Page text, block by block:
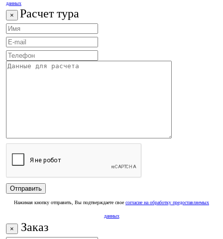
данных
× Расчет тура
Нажимая кнопку отправить, Вы подтверждаете свое согласие на обработку предоставляемых
данных
× Заказ